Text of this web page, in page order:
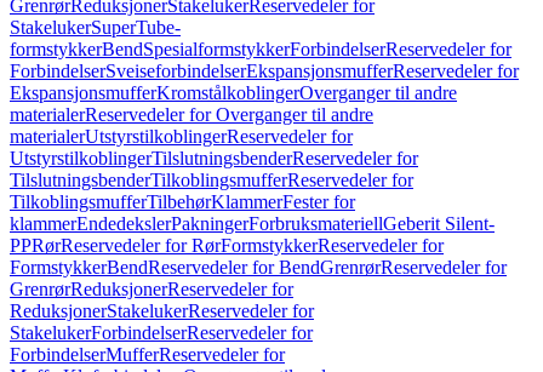
GrenrørReduksjonerStakelukerReservedeler for
StakelukerSuperTube-
formstykkerBendSpesialformstykkerForbindelserReservedeler for
ForbindelserSveiseforbindelserEkspansjonsmufferReservedeler for
EkspansjonsmufferKromstålkoblingerOverganger til andre
materialerReservedeler for Overganger til andre
materialerUtstyrstilkoblingerReservedeler for
UtstyrstilkoblingerTilslutningsbenderReservedeler for
TilslutningsbenderTilkoblingsmufferReservedeler for
TilkoblingsmufferTilbehørKlammerFester for
klammerEndedekslerPakningerForbruksmateriellGeberit Silent-
PPRørReservedeler for RørFormstykkerReservedeler for
FormstykkerBendReservedeler for BendGrenrørReservedeler for
GrenrørReduksjonerReservedeler for
ReduksjonerStakelukerReservedeler for
StakelukerForbindelserReservedeler for
ForbindelserMufferReservedeler for